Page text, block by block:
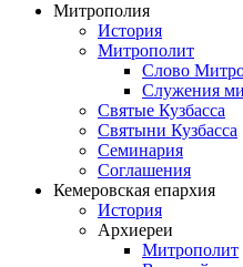
Митрополия
История
Митрополит
Слово
Служения
Святые Кузбасса
Святыни Кузбасса
Семинария
Соглашения
Кемеровская епархия
История
Архиереи
Митрополит